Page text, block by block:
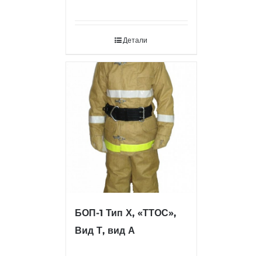
Детали
БОП-1 Тип Х, «ТТОС»,
Вид Т, вид А